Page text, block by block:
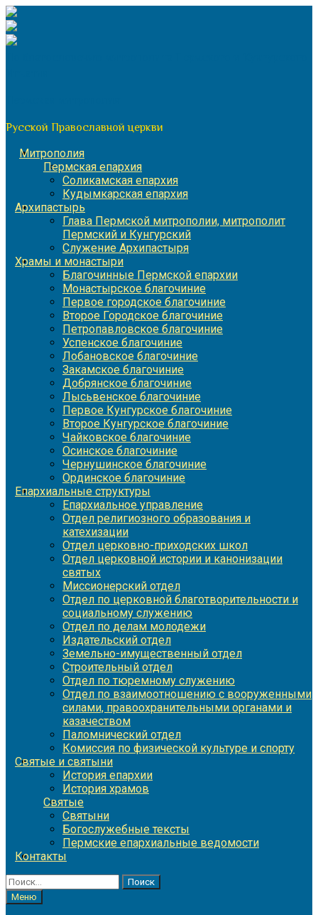
Перейти
к
содержимому
Русской Православной церкви
Митрополия
Пермская епархия
Соликамская епархия
Кудымкарская епархия
Архипастырь
Глава Пермской митрополии, митрополит
Пермский и Кунгурский
Служение Архипастыря
Храмы и монастыри
Благочинные Пермской епархии
Монастырское благочиние
Первое городское благочиние
Второе Городское благочиние
Петропавловское благочиние
Успенское благочиние
Лобановское благочиние
Закамское благочиние
Добрянское благочиние
Лысьвенское благочиние
Первое Кунгурское благочиние
Второе Кунгурское благочиние
Чайковское благочиние
Осинское благочиние
Чернушинское благочиние
Ординское благочиние
Епархиальные структуры
Епархиальное управление
Отдел религиозного образования и
катехизации
Отдел церковно-приходских школ
Отдел церковной истории и канонизации
святых
Миссионерский отдел
Отдел по церковной благотворительности и
социальному служению
Отдел по делам молодежи
Издательский отдел
Земельно-имущественный отдел
Строительный отдел
Отдел по тюремному служению
Отдел по взаимоотношению с вооруженными
силами, правоохранительными органами и
казачеством
Паломнический отдел
Комиссия по физической культуре и спорту
Святые и святыни
История епархии
История храмов
Святые
Святыни
Богослужебные тексты
Пермские епархиальные ведомости
Контакты
Найти:
Меню